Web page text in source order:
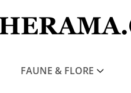
FAUNE & FLORE